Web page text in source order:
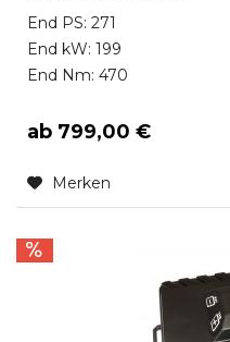
End PS: 271
End kW: 199
End Nm: 470
ab 799,00 €
Merken